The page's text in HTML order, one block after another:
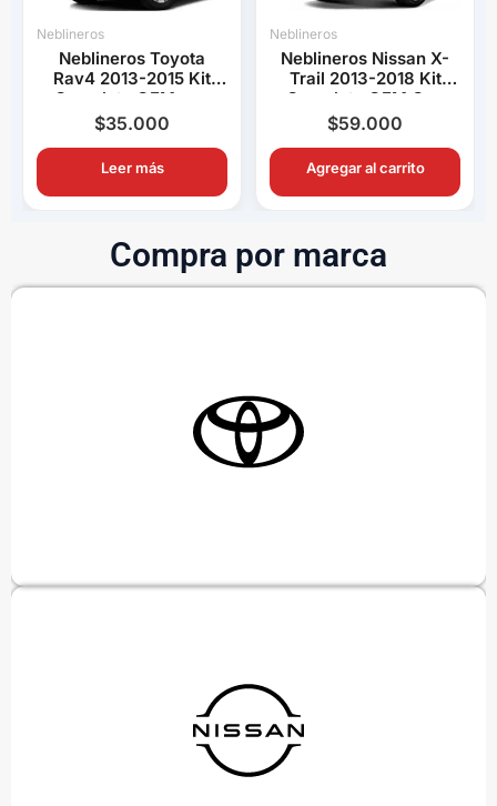
Neblineros
Neblineros Toyota
Rav4 2013-2015 Kit
Completo OEM con
Ampolletas H11
$35.000
Leer más
Neblineros
Neblineros Nissan X-
Trail 2013-2018 Kit
Completo OEM Con
Switch y Relay
$59.000
Agregar al carrito
Compra por marca